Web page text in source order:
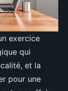
exercice
qui
et la
pour une